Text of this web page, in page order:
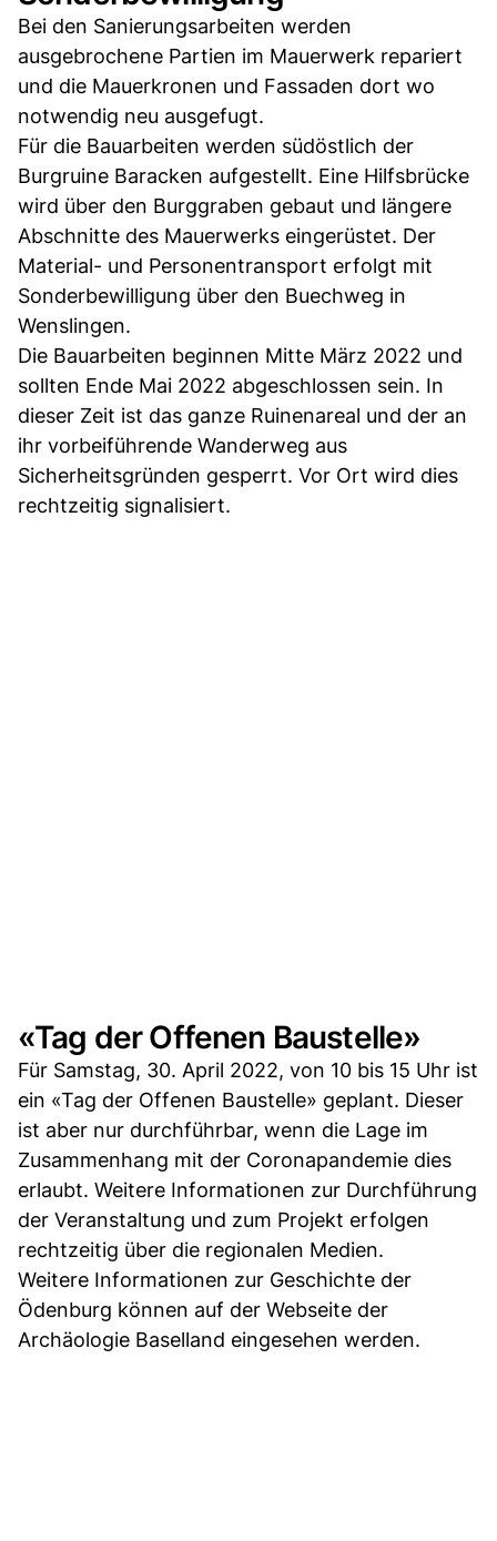
Bei den Sanierungsarbeiten werden
ausgebrochene Partien im Mauerwerk repariert
und die Mauerkronen und Fassaden dort wo
notwendig neu ausgefugt.
Für die Bauarbeiten werden südöstlich der
Burgruine Baracken aufgestellt. Eine Hilfsbrücke
wird über den Burggraben gebaut und längere
Abschnitte des Mauerwerks eingerüstet. Der
Material- und Personentransport erfolgt mit
Sonderbewilligung über den Buechweg in
Wenslingen.
Die Bauarbeiten beginnen Mitte März 2022 und
sollten Ende Mai 2022 abgeschlossen sein. In
dieser Zeit ist das ganze Ruinenareal und der an
ihr vorbeiführende Wanderweg aus
Sicherheitsgründen gesperrt. Vor Ort wird dies
rechtzeitig signalisiert.
«Tag der Offenen Baustelle»
Für Samstag, 30. April 2022, von 10 bis 15 Uhr ist
ein «Tag der Offenen Baustelle» geplant. Dieser
ist aber nur durchführbar, wenn die Lage im
Zusammenhang mit der Coronapandemie dies
erlaubt. Weitere Informationen zur Durchführung
der Veranstaltung und zum Projekt erfolgen
rechtzeitig über die regionalen Medien.
Weitere Informationen zur Geschichte der
Ödenburg können auf der Webseite der
Archäologie Baselland eingesehen werden.